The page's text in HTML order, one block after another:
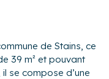
de Stains, ce
39 m² et pouvant
se compose d’une